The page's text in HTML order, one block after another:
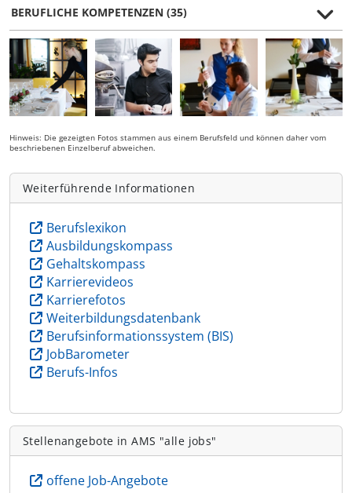
BERUFLICHE KOMPETENZEN (35)
Hinweis: Die gezeigten Fotos stammen aus einem Berufsfeld und können daher vom
beschriebenen Einzelberuf abweichen.
Weiterführende Informationen
Berufslexikon
Ausbildungskompass
Gehaltskompass
Karrierevideos
Karrierefotos
Weiterbildungsdatenbank
Berufsinformationssystem (BIS)
JobBarometer
Berufs-Infos
Stellenangebote in AMS "alle jobs"
offene Job-Angebote